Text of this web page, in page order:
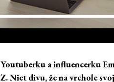
Youtuberku a influencerku
Z. Niet divu, že na vrchole